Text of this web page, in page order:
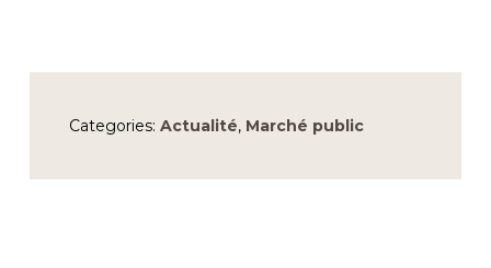
Categories: Actualité, Marché public